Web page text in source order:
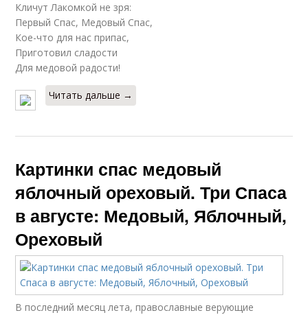
Кличут Лакомкой не зря:
Первый Спас, Медовый Спас,
Кое-что для нас припас,
Приготовил сладости
Для медовой радости!
Читать дальше →
Картинки спас медовый
яблочный ореховый. Три Спаса
в августе: Медовый, Яблочный,
Ореховый
В последний месяц лета, православные верующие